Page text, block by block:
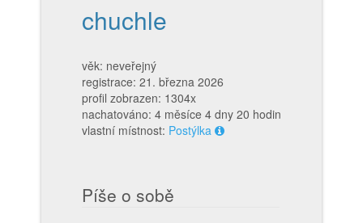
chuchle
věk: neveřejný
registrace: 21. března 2026
profil zobrazen: 1304x
nachatováno: 4 měsíce 4 dny 20 hodin
vlastní místnost: Postýlka
Píše o sobě